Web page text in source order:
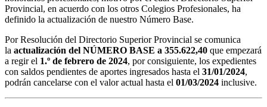
Provincial, en acuerdo con los otros Colegios Profesionales, ha
definido la actualización de nuestro Número Base.
Por Resolución del Directorio Superior Provincial se comunica
la actualización del NÚMERO BASE a 355.622,40 que empezará
a regir el 1.º de febrero de 2024, por consiguiente, los expedientes
con saldos pendientes de aportes ingresados hasta el 31/01/2024,
podrán cancelarse con el valor actual hasta el 01/03/2024 inclusive.